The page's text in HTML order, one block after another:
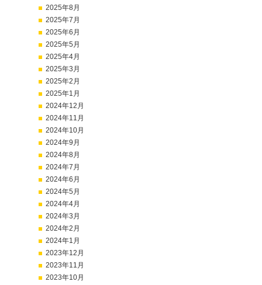
2025年8月
2025年7月
2025年6月
2025年5月
2025年4月
2025年3月
2025年2月
2025年1月
2024年12月
2024年11月
2024年10月
2024年9月
2024年8月
2024年7月
2024年6月
2024年5月
2024年4月
2024年3月
2024年2月
2024年1月
2023年12月
2023年11月
2023年10月